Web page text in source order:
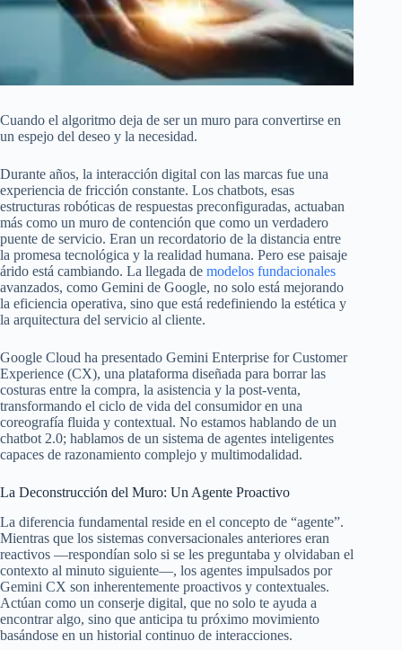
Cuando el algoritmo deja de ser un muro para convertirse en
un espejo del deseo y la necesidad.
Durante años, la interacción digital con las marcas fue una
experiencia de fricción constante. Los chatbots, esas
estructuras robóticas de respuestas preconfiguradas, actuaban
más como un muro de contención que como un verdadero
puente de servicio. Eran un recordatorio de la distancia entre
la promesa tecnológica y la realidad humana. Pero ese paisaje
árido está cambiando. La llegada de modelos fundacionales
avanzados, como Gemini de Google, no solo está mejorando
la eficiencia operativa, sino que está redefiniendo la estética y
la arquitectura del servicio al cliente.
Google Cloud ha presentado Gemini Enterprise for Customer
Experience (CX), una plataforma diseñada para borrar las
costuras entre la compra, la asistencia y la post-venta,
transformando el ciclo de vida del consumidor en una
coreografía fluida y contextual. No estamos hablando de un
chatbot 2.0; hablamos de un sistema de agentes inteligentes
capaces de razonamiento complejo y multimodalidad.
La Deconstrucción del Muro: Un Agente Proactivo
La diferencia fundamental reside en el concepto de “agente”.
Mientras que los sistemas conversacionales anteriores eran
reactivos —respondían solo si se les preguntaba y olvidaban el
contexto al minuto siguiente—, los agentes impulsados por
Gemini CX son inherentemente proactivos y contextuales.
Actúan como un conserje digital, que no solo te ayuda a
encontrar algo, sino que anticipa tu próximo movimiento
basándose en un historial continuo de interacciones.